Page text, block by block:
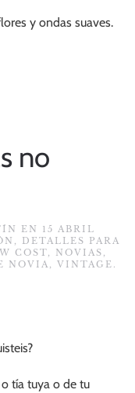
y ondas suaves.
no
EN 15 ABRIL
, DETALLES PARA
COST, NOVIAS ,
NOVIA , VINTAGE .
tía tuya o de tu